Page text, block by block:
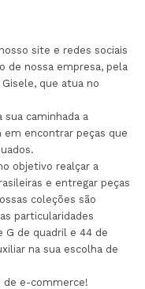
site e redes sociais
de nossa empresa, pela
que atua no
sua caminhada a
encontrar peças que
objetivo realçar a
e entregar peças
coleções são
particularidades
G de quadril e 44 de
na sua escolha de
de e-commerce!